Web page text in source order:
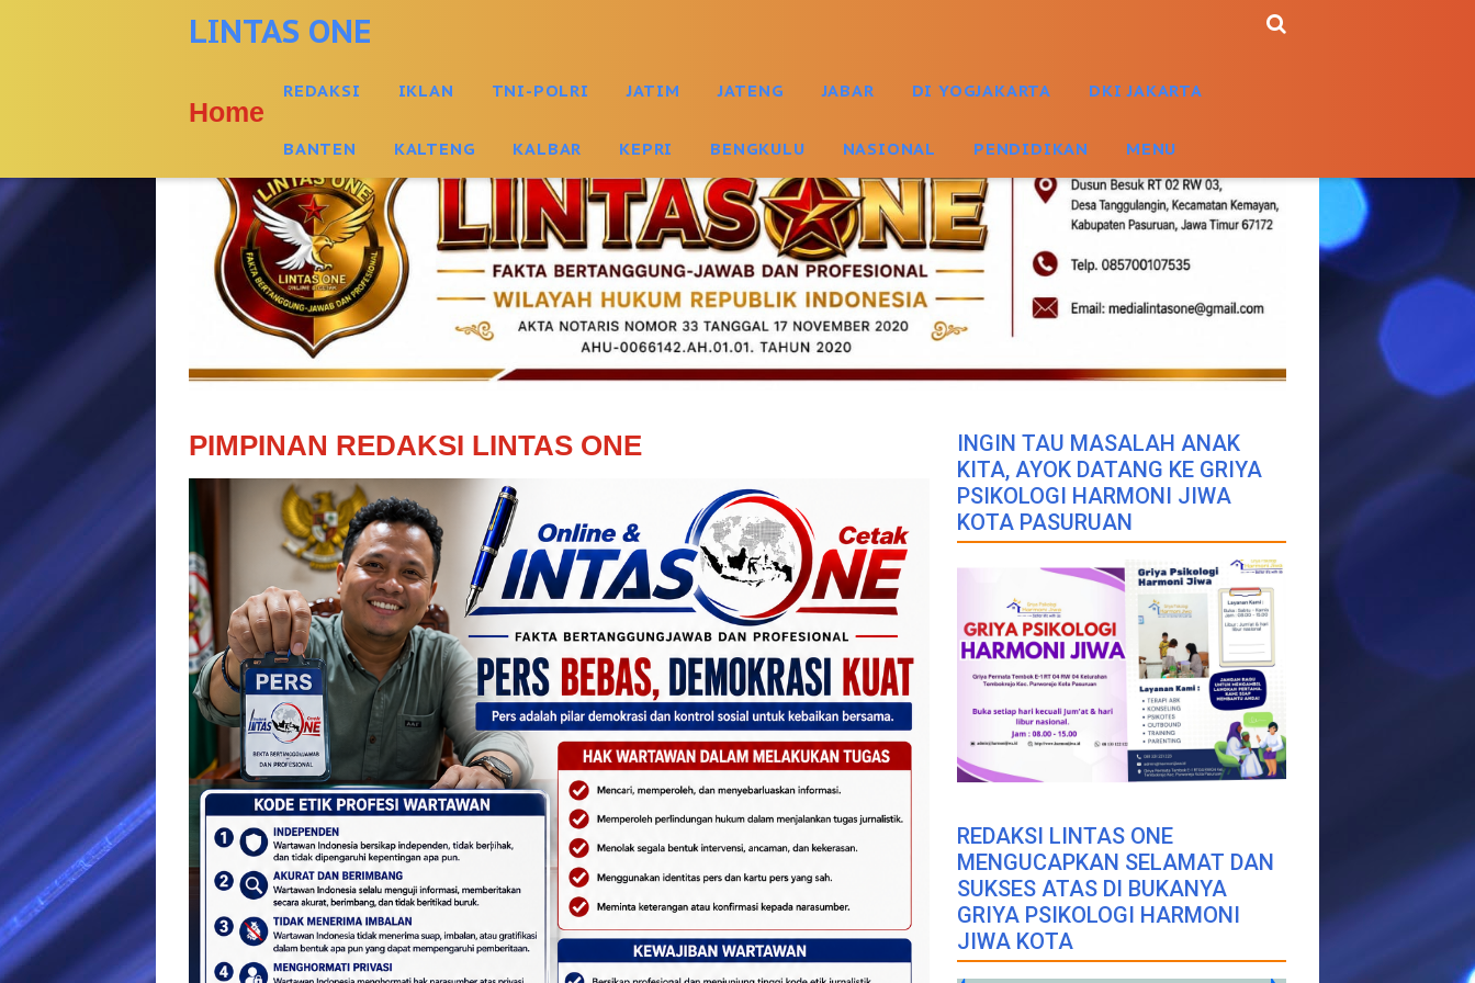
LINTAS ONE
Home
REDAKSI IKLAN TNI-POLRI JATIM JATENG JABAR DI YOGJAKARTA DKI JAKARTA
BANTEN KALTENG KALBAR KEPRI BENGKULU NASIONAL PENDIDIKAN MENU
PIMPINAN REDAKSI LINTAS ONE
INGIN TAU MASALAH ANAK
KITA, AYOK DATANG KE GRIYA
PSIKOLOGI HARMONI JIWA
KOTA PASURUAN
REDAKSI LINTAS ONE
MENGUCAPKAN SELAMAT DAN
SUKSES ATAS DI BUKANYA
GRIYA PSIKOLOGI HARMONI
JIWA KOTA